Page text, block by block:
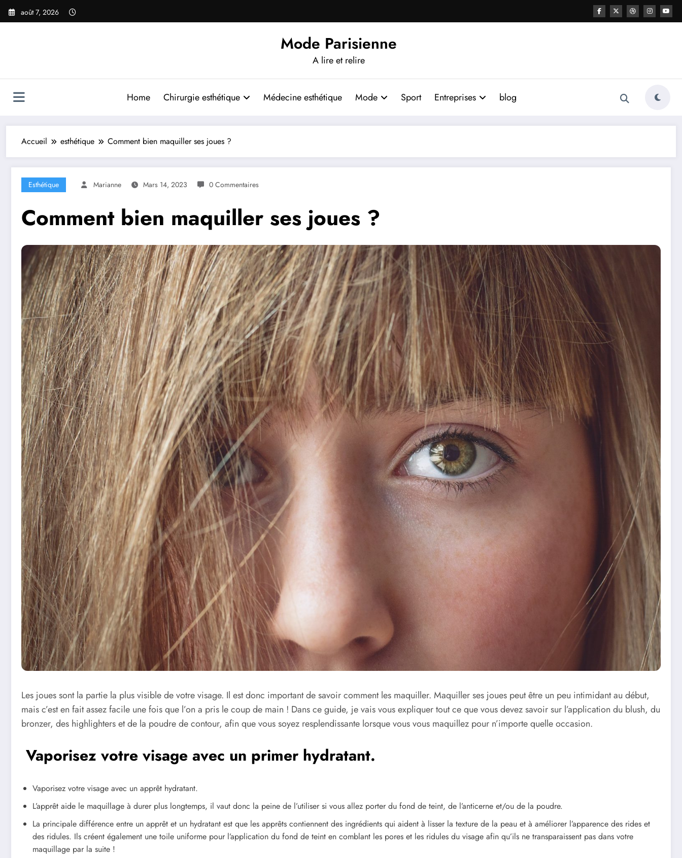
Aller
août 7, 2026
Mode Parisienne
A lire et relire
Home Chirurgie esthétique Médecine esthétique Mode Sport Entreprises blog
Accueil esthétique Comment bien maquiller ses joues ?
Esthétique Marianne Mars 14, 2023 0 Commentaires
Comment bien maquiller ses joues ?
Les joues sont la partie la plus visible de votre visage. Il est donc important de savoir comment les maquiller. Maquiller ses joues peut être un peu intimidant au début,
mais c’est en fait assez facile une fois que l’on a pris le coup de main ! Dans ce guide, je vais vous expliquer tout ce que vous devez savoir sur l’application du blush, du
bronzer, des highlighters et de la poudre de contour, afin que vous soyez resplendissante lorsque vous vous maquillez pour n’importe quelle occasion.
Vaporisez votre visage avec un primer hydratant.
Vaporisez votre visage avec un apprêt hydratant.
L’apprêt aide le maquillage à durer plus longtemps, il vaut donc la peine de l’utiliser si vous allez porter du fond de teint, de l’anticerne et/ou de la poudre.
La principale différence entre un apprêt et un hydratant est que les apprêts contiennent des ingrédients qui aident à lisser la texture de la peau et à améliorer l’apparence des rides et
des ridules. Ils créent également une toile uniforme pour l’application du fond de teint en comblant les pores et les ridules du visage afin qu’ils ne transparaissent pas dans votre
maquillage par la suite !